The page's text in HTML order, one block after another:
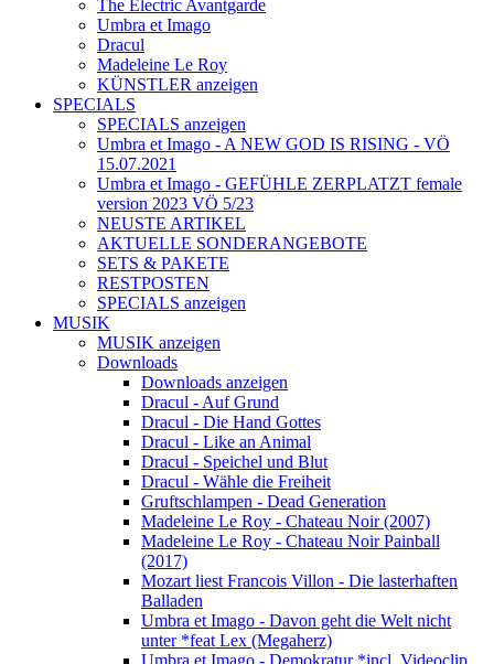
The Electric Avantgarde
Umbra et Imago
Dracul
Madeleine Le Roy
KÜNSTLER anzeigen
SPECIALS
SPECIALS anzeigen
Umbra et Imago - A NEW GOD IS RISING - VÖ
15.07.2021
Umbra et Imago - GEFÜHLE ZERPLATZT female
version 2023 VÖ 5/23
NEUSTE ARTIKEL
AKTUELLE SONDERANGEBOTE
SETS & PAKETE
RESTPOSTEN
SPECIALS anzeigen
MUSIK
MUSIK anzeigen
Downloads
Downloads anzeigen
Dracul - Auf Grund
Dracul - Die Hand Gottes
Dracul - Like an Animal
Dracul - Speichel und Blut
Dracul - Wähle die Freiheit
Gruftschlampen - Dead Generation
Madeleine Le Roy - Chateau Noir (2007)
Madeleine Le Roy - Chateau Noir Painball
(2017)
Mozart liest Francois Villon - Die lasterhaften
Balladen
Umbra et Imago - Davon geht die Welt nicht
unter *feat Lex (Megaherz)
Umbra et Imago - Demokratur *incl. Videoclip